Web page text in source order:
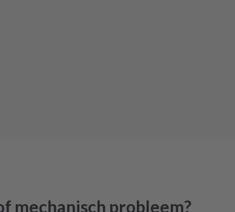
mechanisch probleem?